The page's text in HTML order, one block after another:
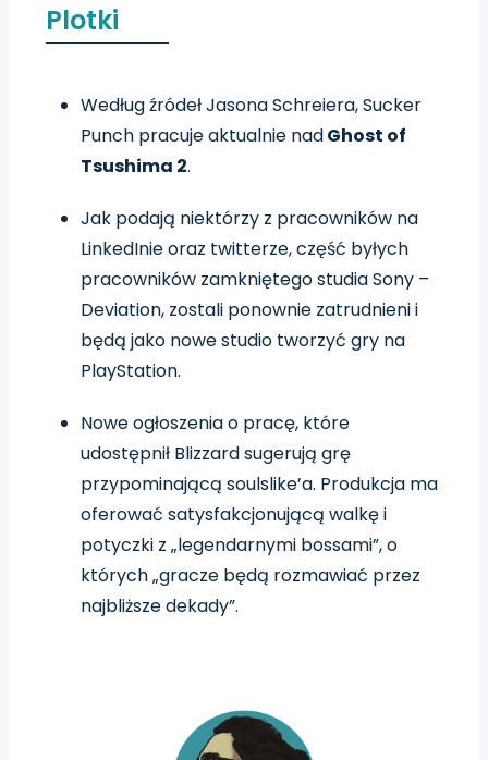
Plotki
Według źródeł Jasona Schreiera, Sucker
Punch pracuje aktualnie nadGhost of
Tsushima 2.
Jak podają niektórzy z pracowników na
LinkedInie oraz twitterze, część byłych
pracowników zamkniętego studia Sony –
Deviation, zostali ponownie zatrudnieni i
będą jako nowe studio tworzyć gry na
PlayStation.
Nowe ogłoszenia o pracę, które
udostępnił Blizzard sugerują grę
przypominającą soulslike’a. Produkcja ma
oferować satysfakcjonującą walkę i
potyczki z „legendarnymi bossami”, o
których „gracze będą rozmawiać przez
najbliższe dekady”.